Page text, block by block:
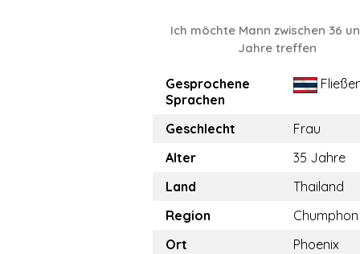
Ich möchte Mann zwischen 36
Jahre treffen
Gesprochene
Sprachen
Geschlecht
Frau
Alter
35 Jahre
Land
Thailand
Region
Chumphon
Ort
Phoenix